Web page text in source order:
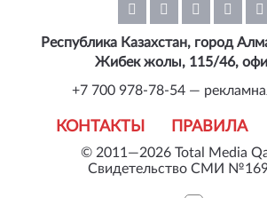
© 2011—2026 Total Media
Свидетельство СМИ
КОНТАКТЫ ПРАВИЛА
Республика Казахстан, город
Жибек жолы, 115/46,
+7 700 978-78-54 —